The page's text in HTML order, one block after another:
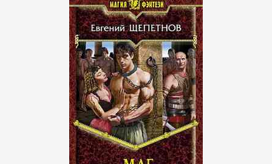
Современная
зарубежная
литература
ИСКУССТВО
Кинематограф,